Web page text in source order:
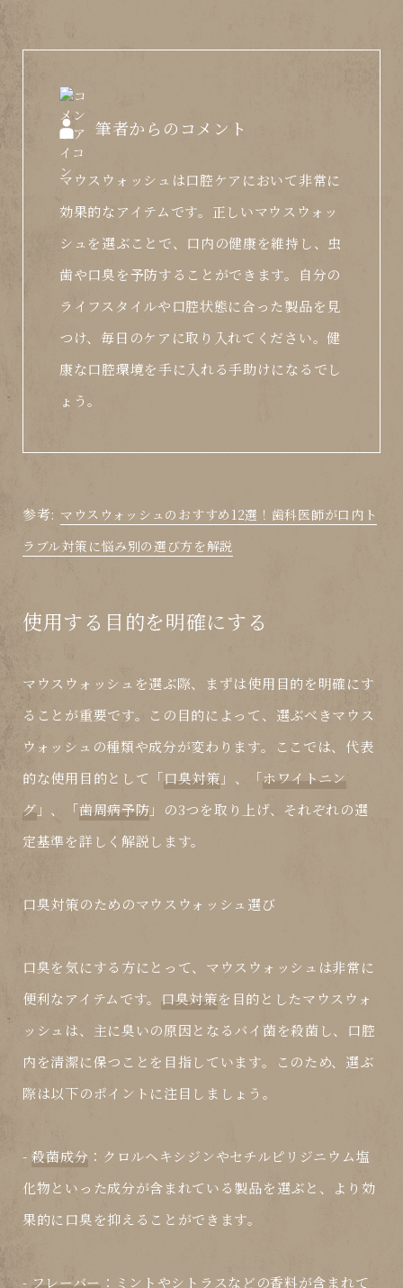
筆者からのコメント
マウスウォッシュは口腔ケアにおいて非常に
効果的なアイテムです。正しいマウスウォッ
シュを選ぶことで、口内の健康を維持し、虫
歯や口臭を予防することができます。自分の
ライフスタイルや口腔状態に合った製品を見
つけ、毎日のケアに取り入れてください。健
康な口腔環境を手に入れる手助けになるでし
ょう。
参考: マウスウォッシュのおすすめ12選！歯科医師が口内ト
ラブル対策に悩み別の選び方を解説
使用する目的を明確にする
マウスウォッシュを選ぶ際、まずは使用目的を明確にす
ることが重要です。この目的によって、選ぶべきマウス
ウォッシュの種類や成分が変わります。ここでは、代表
的な使用目的として「口臭対策 」、「ホワイトニン
グ 」、「歯周病予防」の3つを取り上げ、それぞれの選
定基準を詳しく解説します。
口臭対策のためのマウスウォッシュ選び
口臭を気にする方にとって、マウスウォッシュは非常に
便利なアイテムです。 口臭対策を目的としたマウスウォ
ッシュは、主に臭いの原因となるバイ菌を殺菌し、口腔
内を清潔に保つことを目指しています。このため、選ぶ
際は以下のポイントに注目しましょう。
-殺菌成分 ：クロルヘキシジンやセチルピリジニウム塩
化物といった成分が含まれている製品を選ぶと、より効
果的に口臭を抑えることができます。
- フレーバー ：ミントやシトラスなどの香料が含まれて